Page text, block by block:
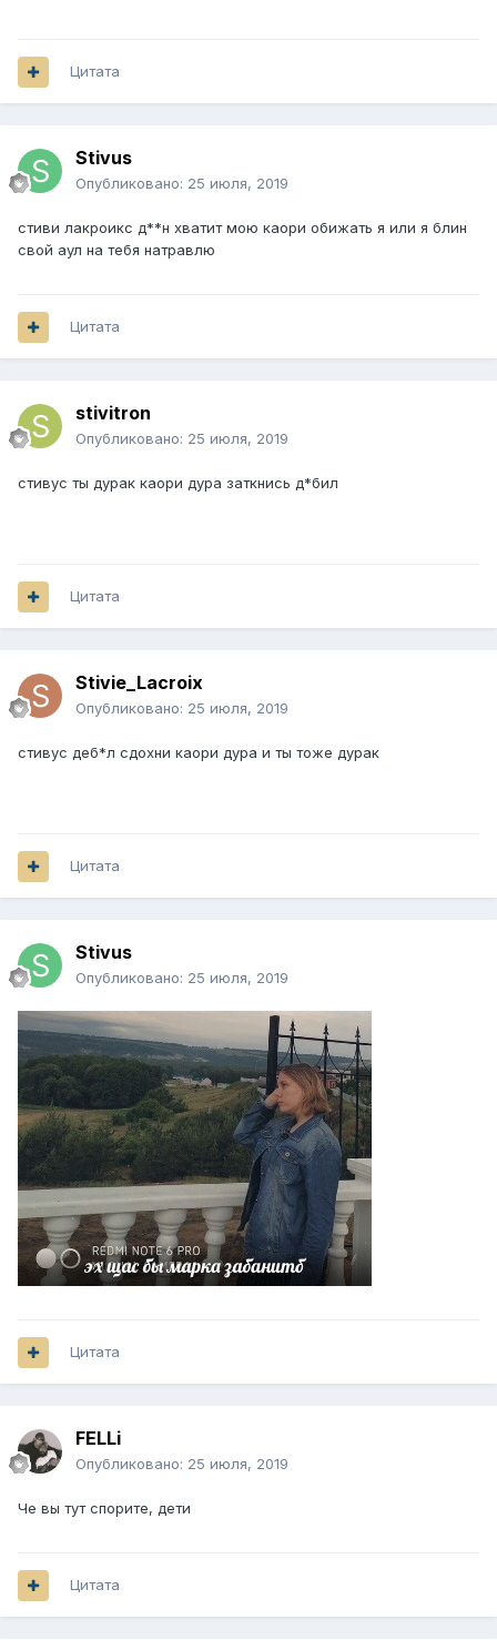
Цитата
Stivus
Опубликовано: 25 июля, 2019
стиви лакроикс д**н хватит мою каори обижать я или я блин
свой аул на тебя натравлю
Цитата
stivitron
Опубликовано: 25 июля, 2019
стивус ты дурак каори дура заткнись д*бил
Цитата
Stivie_Lacroix
Опубликовано: 25 июля, 2019
стивус деб*л сдохни каори дура и ты тоже дурак
Цитата
Stivus
Опубликовано: 25 июля, 2019
Цитата
FELLi
Опубликовано: 25 июля, 2019
Че вы тут спорите, дети
Цитата